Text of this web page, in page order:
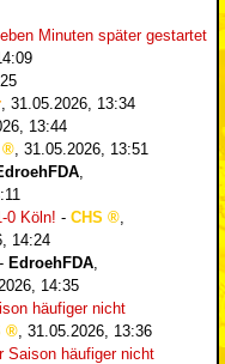
Minuten später gestartet
31.05.2026, 13:34
13:44
31.05.2026, 13:51
0 Köln! - CHS
14:24
- EdroehFDA
14:35
häufiger nicht
31.05.2026, 13:36
Saison häufiger nicht